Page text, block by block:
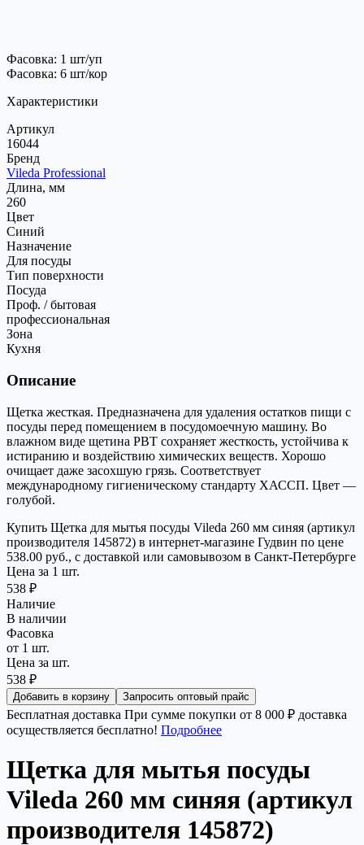
Фасовка: 1 шт/уп
Фасовка: 6 шт/кор
Характеристики
Артикул
16044
Бренд
Vileda Professional
Длина, мм
260
Цвет
Синий
Назначение
Для посуды
Тип поверхности
Посуда
Проф. / бытовая
профессиональная
Зона
Кухня
Описание
Щетка жесткая. Предназначена для удаления остатков пищи с
посуды перед помещением в посудомоечную машину. Во
влажном виде щетина РВТ сохраняет жесткость, устойчива к
истиранию и воздействию химических веществ. Хорошо
очищает даже засохшую грязь. Соответствует
международному гигиеническому стандарту ХАССП. Цвет —
голубой.
Купить Щетка для мытья посуды Vileda 260 мм синяя (артикул
производителя 145872) в интернет-магазине Гудвин по цене
538.00 руб., с доставкой или самовывозом в Санкт-Петербурге
Цена за 1 шт.
538 ₽
Наличие
В наличии
Фасовка
от 1 шт.
Цена за шт.
538 ₽
Добавить в корзину Запросить оптовый прайс
Бесплатная доставка При сумме покупки от 8 000 ₽ доставка
осуществляется бесплатно! Подробнее
Щетка для мытья посуды
Vileda 260 мм синяя (артикул
производителя 145872)